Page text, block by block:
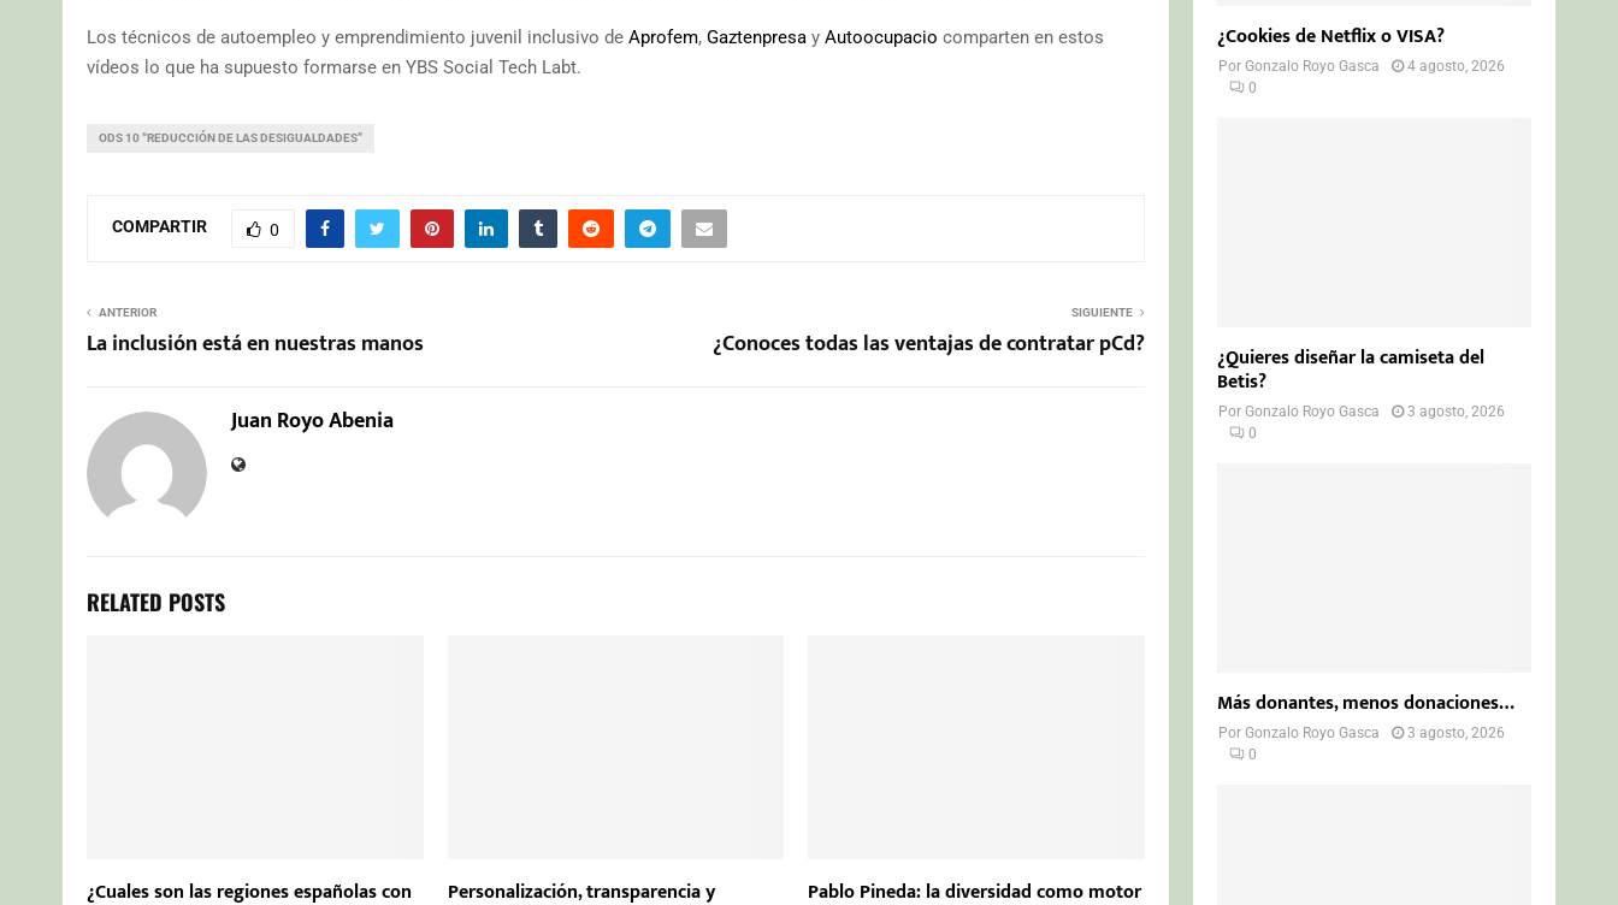
Los técnicos de autoempleo y emprendimiento juvenil inclusivo de Aprofem, Gaztenpresa y Autoocupacio comparten en estos
vídeos lo que ha supuesto formarse en YBS Social Tech Labt.
ODS 10 “REDUCCIÓN DE LAS DESIGUALDADES”
COMPARTIR 0
ANTERIOR
La inclusión está en nuestras manos
SIGUIENTE
¿Conoces todas las ventajas de contratar pCd?
Juan Royo Abenia
RELATED POSTS
¿Cuales son las regiones españolas con Personalización, transparencia y Pablo Pineda: la diversidad como motor
¿Cookies de Netflix o VISA?
PorGonzalo Royo Gasca
4 agosto, 2026
0
¿Quieres diseñar la camiseta del
Betis?
PorGonzalo Royo Gasca
3 agosto, 2026
0
Más donantes, menos donaciones…
PorGonzalo Royo Gasca
3 agosto, 2026
0